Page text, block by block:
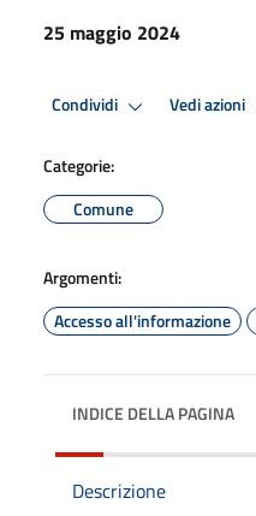
25 maggio 2024
Condividi Vedi azioni
Categorie:
Comune
Argomenti:
Accesso all'informazione
INDICE DELLA PAGINA
Descrizione